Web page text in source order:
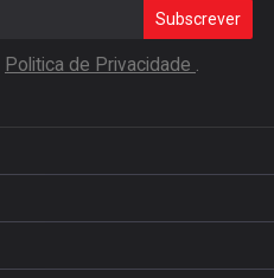
Subscrever
Politica de Privacidade